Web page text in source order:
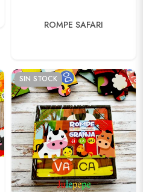
ROMPE SAFARI
SIN STOCK